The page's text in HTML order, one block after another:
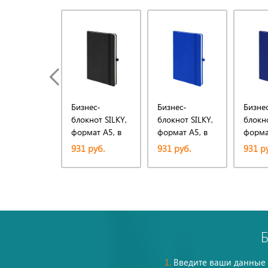
Бизнес-
блокнот SILKY,
формат А5, в
клетку
931 руб.
Бизнес-
блокнот SILKY,
формат А5, в
клетку
931 руб.
клетку
931
1.Введите ваши данные